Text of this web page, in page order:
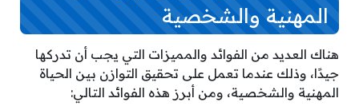
المهنية والشخصية
هناك العديد من الفوائد والمميزات التي يجب أن تدركها
جيدًا، وذلك عندما تعمل على تحقيق التوازن بين الحياة
المهنية والشخصية، ومن أبرز هذه الفوائد التالي: